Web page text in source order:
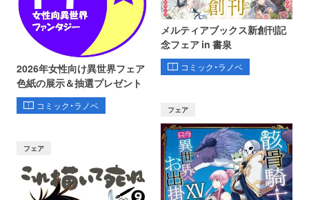
2026年女性向け異世界フェア
色紙の展示＆抽選プレゼント
コミック・ラノベ
メルティアブックス新創刊記
念フェア in 書泉
コミック・ラノベ
フェア
フェア